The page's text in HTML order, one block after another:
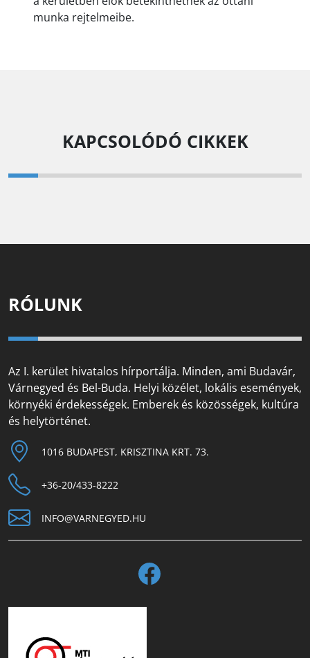
munka rejtelmeibe.
KAPCSOLÓDÓ CIKKEK
RÓLUNK
Az I. kerület hivatalos hírportálja. Minden, ami Budavár,
Várnegyed és Bel-Buda. Helyi közélet, lokális események,
környéki érdekességek. Emberek és közösségek, kultúra
és helytörténet.
1016 BUDAPEST, KRISZTINA KRT. 73.
+36-20/433-8222
INFO@VARNEGYED.HU